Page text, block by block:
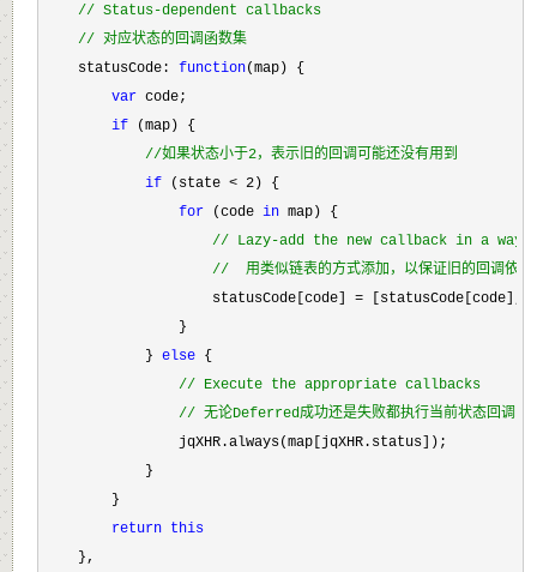
// Status-dependent callbacks
// 对应状态的回调函数集
    statusCode:
function(map) {
var code;
if (map) {
//如果状态小于2，表示旧的回调可能还没有用到
if (state < 2) {
for (code in map) {
// Lazy-add the new callback in a way
//
用类似链表的方式添加，以保证旧的回调依然
                    statusCode[code] =
[statusCode[code],
                }
            }
else {
// Execute the appropriate callbacks
// 无论Deferred成功还是失败都执行当前状态回调
                jqXHR.always(map[jqXHR.status]);
            }
        }
return this
    },